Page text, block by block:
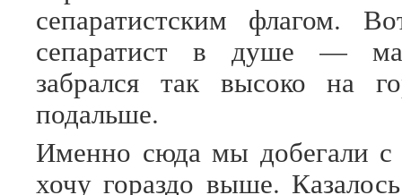
сепаратистским флагом.
сепаратист в душе —
забрался так высоко на
подальше.
Именно сюда мы добегали
хочу гораздо выше.